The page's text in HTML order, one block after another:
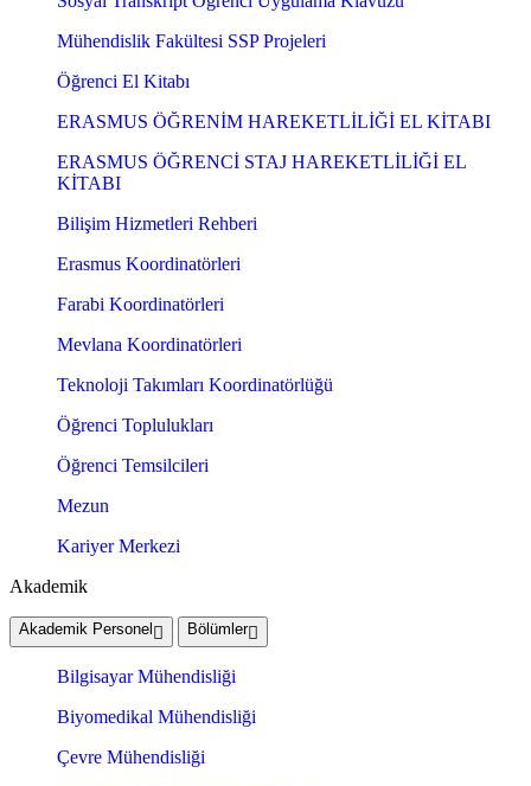
Mühendislik Fakültesi SSP Projeleri
Öğrenci El Kitabı
ERASMUS ÖĞRENİM HAREKETLİLİĞİ EL KİTABI
ERASMUS ÖĞRENCİ STAJ HAREKETLİLİĞİ EL
KİTABI
Bilişim Hizmetleri Rehberi
Erasmus Koordinatörleri
Farabi Koordinatörleri
Mevlana Koordinatörleri
Teknoloji Takımları Koordinatörlüğü
Öğrenci Toplulukları
Öğrenci Temsilcileri
Mezun
Kariyer Merkezi
Akademik
Akademik Personel Bölümler
Bilgisayar Mühendisliği
Biyomedikal Mühendisliği
Çevre Mühendisliği